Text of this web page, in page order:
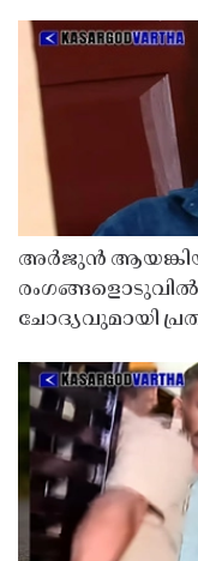
അർജുൻ
ചോദ്യവുമായി